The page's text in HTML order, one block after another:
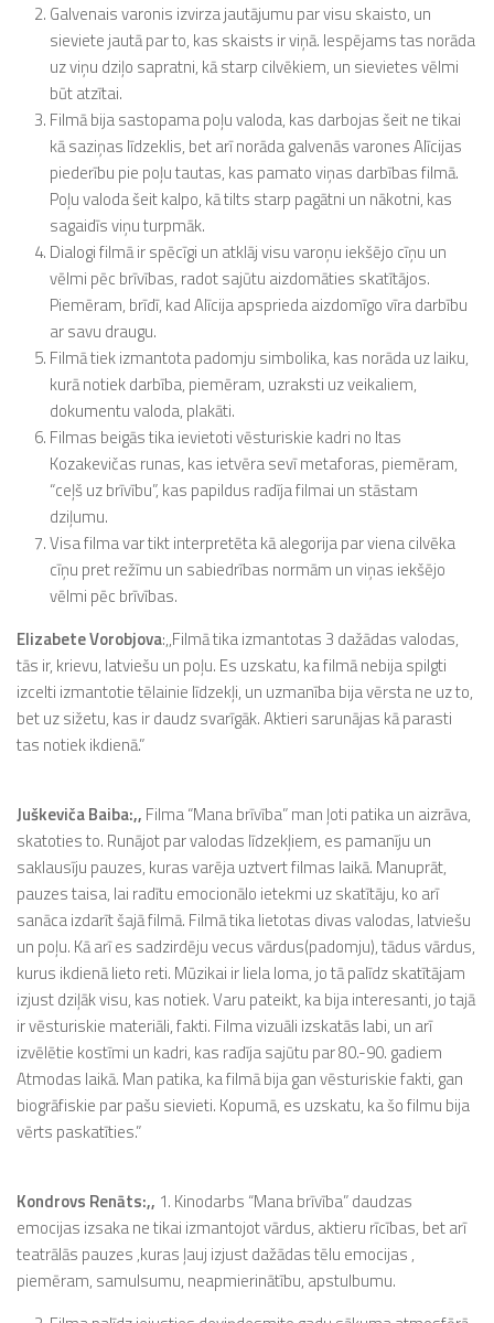
Galvenais varonis izvirza jautājumu par visu skaisto, un
sieviete jautā par to, kas skaists ir viņā. Iespējams tas norāda
uz viņu dziļo sapratni, kā starp cilvēkiem, un sievietes vēlmi
būt atzītai.
Filmā bija sastopama poļu valoda, kas darbojas šeit ne tikai
kā saziņas līdzeklis, bet arī norāda galvenās varones Alīcijas
piederību pie poļu tautas, kas pamato viņas darbības filmā.
Poļu valoda šeit kalpo, kā tilts starp pagātni un nākotni, kas
sagaidīs viņu turpmāk.
Dialogi filmā ir spēcīgi un atklāj visu varoņu iekšējo cīņu un
vēlmi pēc brīvības, radot sajūtu aizdomāties skatītājos.
Piemēram, brīdī, kad Alīcija apsprieda aizdomīgo vīra darbību
ar savu draugu.
Filmā tiek izmantota padomju simbolika, kas norāda uz laiku,
kurā notiek darbība, piemēram, uzraksti uz veikaliem,
dokumentu valoda, plakāti.
Filmas beigās tika ievietoti vēsturiskie kadri no Itas
Kozakevičas runas, kas ietvēra sevī metaforas, piemēram,
“ceļš uz brīvību”, kas papildus radīja filmai un stāstam
dziļumu.
Visa filma var tikt interpretēta kā alegorija par viena cilvēka
cīņu pret režīmu un sabiedrības normām un viņas iekšējo
vēlmi pēc brīvības.
Elizabete Vorobjova:,,Filmā tika izmantotas 3 dažādas valodas,
tās ir, krievu, latviešu un poļu. Es uzskatu, ka filmā nebija spilgti
izcelti izmantotie tēlainie līdzekļi, un uzmanība bija vērsta ne uz to,
bet uz sižetu, kas ir daudz svarīgāk. Aktieri sarunājas kā parasti
tas notiek ikdienā.”
Juškeviča Baiba:,, Filma “Mana brīvība” man ļoti patika un aizrāva,
skatoties to. Runājot par valodas līdzekļiem, es pamanīju un
saklausīju pauzes, kuras varēja uztvert filmas laikā. Manuprāt,
pauzes taisa, lai radītu emocionālo ietekmi uz skatītāju, ko arī
sanāca izdarīt šajā filmā. Filmā tika lietotas divas valodas, latviešu
un poļu. Kā arī es sadzirdēju vecus vārdus(padomju), tādus vārdus,
kurus ikdienā lieto reti. Mūzikai ir liela loma, jo tā palīdz skatītājam
izjust dziļāk visu, kas notiek. Varu pateikt, ka bija interesanti, jo tajā
ir vēsturiskie materiāli, fakti. Filma vizuāli izskatās labi, un arī
izvēlētie kostīmi un kadri, kas radīja sajūtu par 80.-90. gadiem
Atmodas laikā. Man patika, ka filmā bija gan vēsturiskie fakti, gan
biogrāfiskie par pašu sievieti. Kopumā, es uzskatu, ka šo filmu bija
vērts paskatīties.”
Kondrovs Renāts:,, 1. Kinodarbs “Mana brīvība” daudzas
emocijas izsaka ne tikai izmantojot vārdus, aktieru rīcības, bet arī
teatrālās pauzes ,kuras ļauj izjust dažādas tēlu emocijas ,
piemēram, samulsumu, neapmierinātību, apstulbumu.